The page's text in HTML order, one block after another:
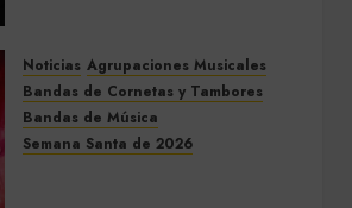
Noticias Agrupaciones Musicales
Bandas de Cornetas y Tambores
Bandas de Música
Semana Santa de 2026